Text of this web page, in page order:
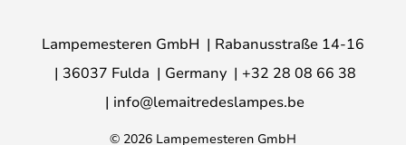
Lampemesteren GmbH
Rabanusstraße 14-16
36037 Fulda
Germany
+32 28 08 66 38
info@lemaitredeslampes.be
© 2026 Lampemesteren GmbH